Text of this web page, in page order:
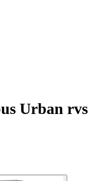
Urban rvs